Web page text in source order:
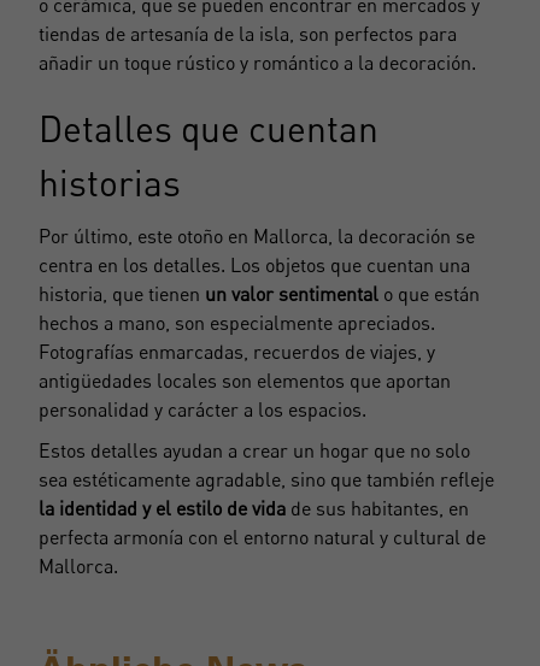
o cerámica, que se pueden encontrar en mercados y
tiendas de artesanía de la isla, son perfectos para
añadir un toque rústico y romántico a la decoración.
Detalles que cuentan
historias
Por último, este otoño en Mallorca, la decoración se
centra en los detalles. Los objetos que cuentan una
historia, que tienen un valor sentimental o que están
hechos a mano, son especialmente apreciados.
Fotografías enmarcadas, recuerdos de viajes, y
antigüedades locales son elementos que aportan
personalidad y carácter a los espacios.
Estos detalles ayudan a crear un hogar que no solo
sea estéticamente agradable, sino que también refleje
la identidad y el estilo de vida de sus habitantes, en
perfecta armonía con el entorno natural y cultural de
Mallorca.